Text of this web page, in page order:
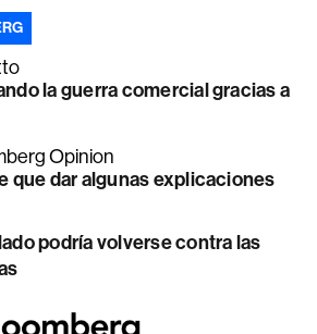
la guerra comercial gracias a
Opinion
que dar algunas explicaciones
podría volverse contra las